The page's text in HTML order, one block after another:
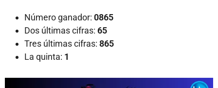
Número ganador: 0865
Dos últimas cifras: 65
Tres últimas cifras: 865
La quinta: 1